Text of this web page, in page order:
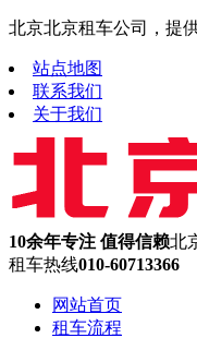
北京北京租车公司，提
站点地图
联系我们
关于我们
10余年专注 值得信赖北
租车热线010-60713366
网站首页
租车流程